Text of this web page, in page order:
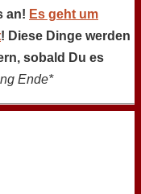
an! Es geht um
! Diese Dinge werden
sobald Du es
Ende*